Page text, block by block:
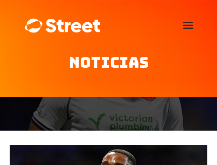
Noticias
La Street FM 101.5
Noticias
Agenda
Publicitá
Familia de auspiciantes